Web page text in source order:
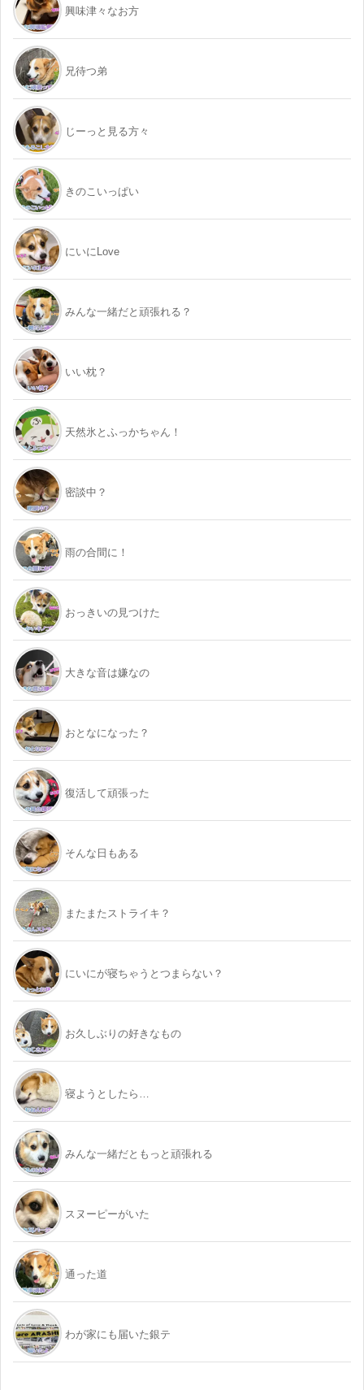
興味津々なお方
兄待つ弟
じーっと見る方々
きのこいっぱい
にいにLove
みんな一緒だと頑張れる？
いい枕？
天然氷とふっかちゃん！
密談中？
雨の合間に！
おっきいの見つけた
大きな音は嫌なの
おとなになった？
復活して頑張った
そんな日もある
またまたストライキ？
にいにが寝ちゃうとつまらない？
お久しぶりの好きなもの
寝ようとしたら…
みんな一緒だともっと頑張れる
スヌーピーがいた
通った道
わが家にも届いた銀テ